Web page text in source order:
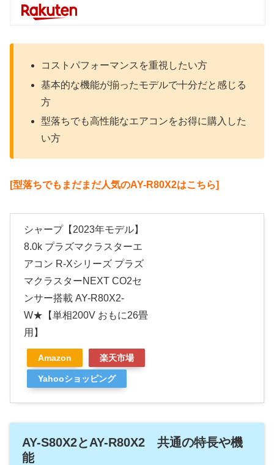
コストパフォーマンスを重視したい方
基本的な機能が揃ったモデルで十分だと感じる
方
型落ちでも高性能なエアコンをお得に購入した
い方
[型落ちでもまだまだ人気のAY-R80X2はこちら]
シャープ【2023年モデル】
8.0k プラズマクラスターエ
アコン R-Xシリーズ プラズ
マクラスターNEXT CO2セ
ンサー搭載 AY-R80X2-
W★【単相200V おもに26畳
用】
Amazon 楽天市場
Yahooショッピング
AY-S80X2とAY-R80X2 共通の特長や機
能